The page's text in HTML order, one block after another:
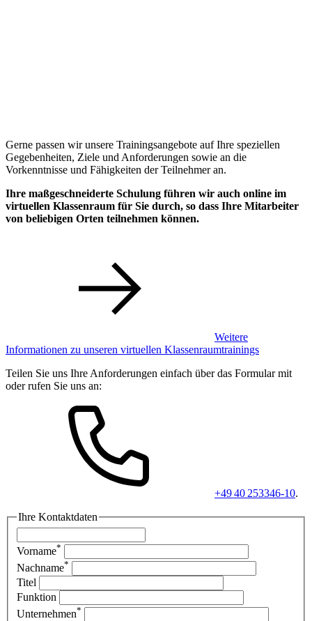
Gerne passen wir unsere Trainingsangebote auf Ihre speziellen
Gegebenheiten, Ziele und Anforderungen sowie an die
Vorkenntnisse und Fähigkeiten der Teilnehmer an.
Ihre maßgeschneiderte Schulung führen wir auch online im
virtuellen Klassenraum für Sie durch, so dass Ihre Mitarbeiter
von beliebigen Orten teilnehmen können.
Weitere
Informationen zu unseren virtuellen Klassenraumtrainings
Teilen Sie uns Ihre Anforderungen einfach über das Formular mit
oder rufen Sie uns an:
+49 40 253346-10.
Ihre Kontaktdaten
Vorname*
Nachname*
Titel
Funktion
Unternehmen*